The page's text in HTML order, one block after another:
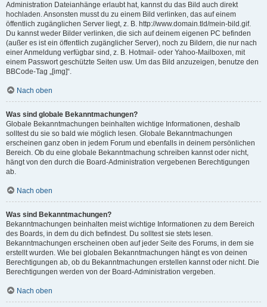
Administration Dateianhänge erlaubt hat, kannst du das Bild auch direkt
hochladen. Ansonsten musst du zu einem Bild verlinken, das auf einem
öffentlich zugänglichen Server liegt, z. B. http://www.domain.tld/mein-bild.gif.
Du kannst weder Bilder verlinken, die sich auf deinem eigenen PC befinden
(außer es ist ein öffentlich zugänglicher Server), noch zu Bildern, die nur nach
einer Anmeldung verfügbar sind, z. B. Hotmail- oder Yahoo-Mailboxen, mit
einem Passwort geschützte Seiten usw. Um das Bild anzuzeigen, benutze den
BBCode-Tag „[img]“.
Nach oben
Was sind globale Bekanntmachungen?
Globale Bekanntmachungen beinhalten wichtige Informationen, deshalb
solltest du sie so bald wie möglich lesen. Globale Bekanntmachungen
erscheinen ganz oben in jedem Forum und ebenfalls in deinem persönlichen
Bereich. Ob du eine globale Bekanntmachung schreiben kannst oder nicht,
hängt von den durch die Board-Administration vergebenen Berechtigungen
ab.
Nach oben
Was sind Bekanntmachungen?
Bekanntmachungen beinhalten meist wichtige Informationen zu dem Bereich
des Boards, in dem du dich befindest. Du solltest sie stets lesen.
Bekanntmachungen erscheinen oben auf jeder Seite des Forums, in dem sie
erstellt wurden. Wie bei globalen Bekanntmachungen hängt es von deinen
Berechtigungen ab, ob du Bekanntmachungen erstellen kannst oder nicht. Die
Berechtigungen werden von der Board-Administration vergeben.
Nach oben